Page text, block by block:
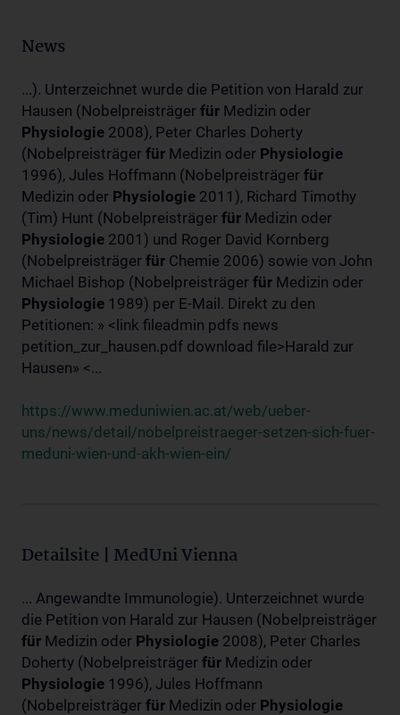
News
...). Unterzeichnet wurde die Petition von Harald zur
Hausen (Nobelpreisträger für Medizin oder
Physiologie 2008), Peter Charles Doherty
(Nobelpreisträger für Medizin oder Physiologie
1996), Jules Hoffmann (Nobelpreisträger für
Medizin oder Physiologie 2011), Richard Timothy
(Tim) Hunt (Nobelpreisträger für Medizin oder
Physiologie 2001) und Roger David Kornberg
(Nobelpreisträger für Chemie 2006) sowie von John
Michael Bishop (Nobelpreisträger für Medizin oder
Physiologie 1989) per E-Mail. Direkt zu den
Petitionen: » <link fileadmin pdfs news
petition_zur_hausen.pdf download file>Harald zur
Hausen» <...
https://www.meduniwien.ac.at/web/ueber-
uns/news/detail/nobelpreistraeger-setzen-sich-fuer-
meduni-wien-und-akh-wien-ein/
Detailsite | MedUni Vienna
... Angewandte Immunologie). Unterzeichnet wurde
die Petition von Harald zur Hausen (Nobelpreisträger
für Medizin oder Physiologie 2008), Peter Charles
Doherty (Nobelpreisträger für Medizin oder
Physiologie 1996), Jules Hoffmann
(Nobelpreisträger für Medizin oder Physiologie